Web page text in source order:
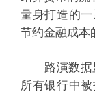
量身打造的一
节约金融成本
路演数据显
所有银行中